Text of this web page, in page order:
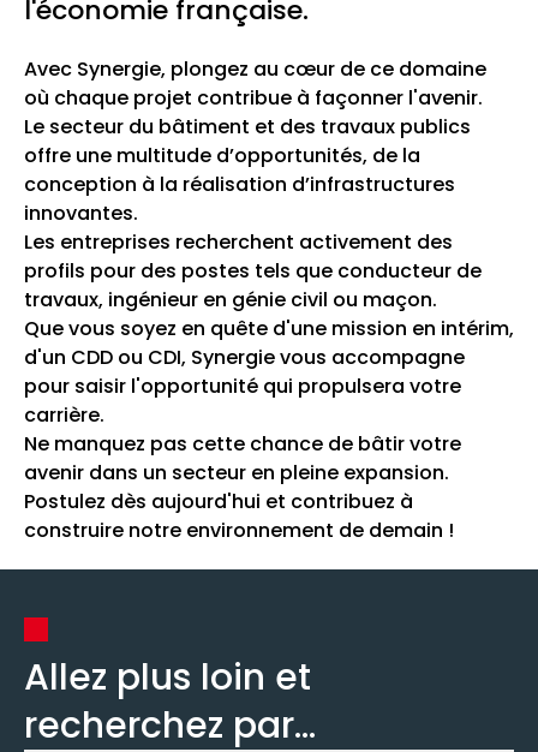
l'économie française.
Avec Synergie, plongez au cœur de ce domaine
où chaque projet contribue à façonner l'avenir.
Le secteur du bâtiment et des travaux publics
offre une multitude d’opportunités, de la
conception à la réalisation d’infrastructures
innovantes.
Les entreprises recherchent activement des
profils pour des postes tels que conducteur de
travaux, ingénieur en génie civil ou maçon.
Que vous soyez en quête d'une mission en intérim,
d'un CDD ou CDI, Synergie vous accompagne
pour saisir l'opportunité qui propulsera votre
carrière.
Ne manquez pas cette chance de bâtir votre
avenir dans un secteur en pleine expansion.
Postulez dès aujourd'hui et contribuez à
construire notre environnement de demain !
Allez plus loin et
recherchez par...